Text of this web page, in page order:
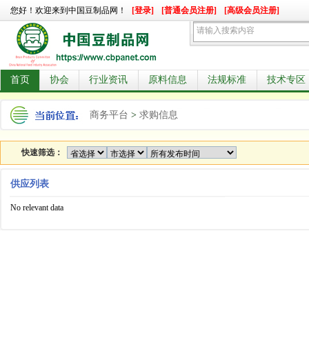
您好！欢迎来到中国豆制品网！ [登录] [普通会员注册] [高级会员注册]
首页 协会 行业资讯 原料信息 法规标准 技术专区
商务平台 > 求购信息
快速筛选：
供应列表
No relevant data